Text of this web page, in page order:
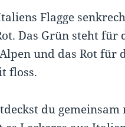
Flagge
Das Grün steht für
und das Rot für
floss.
du